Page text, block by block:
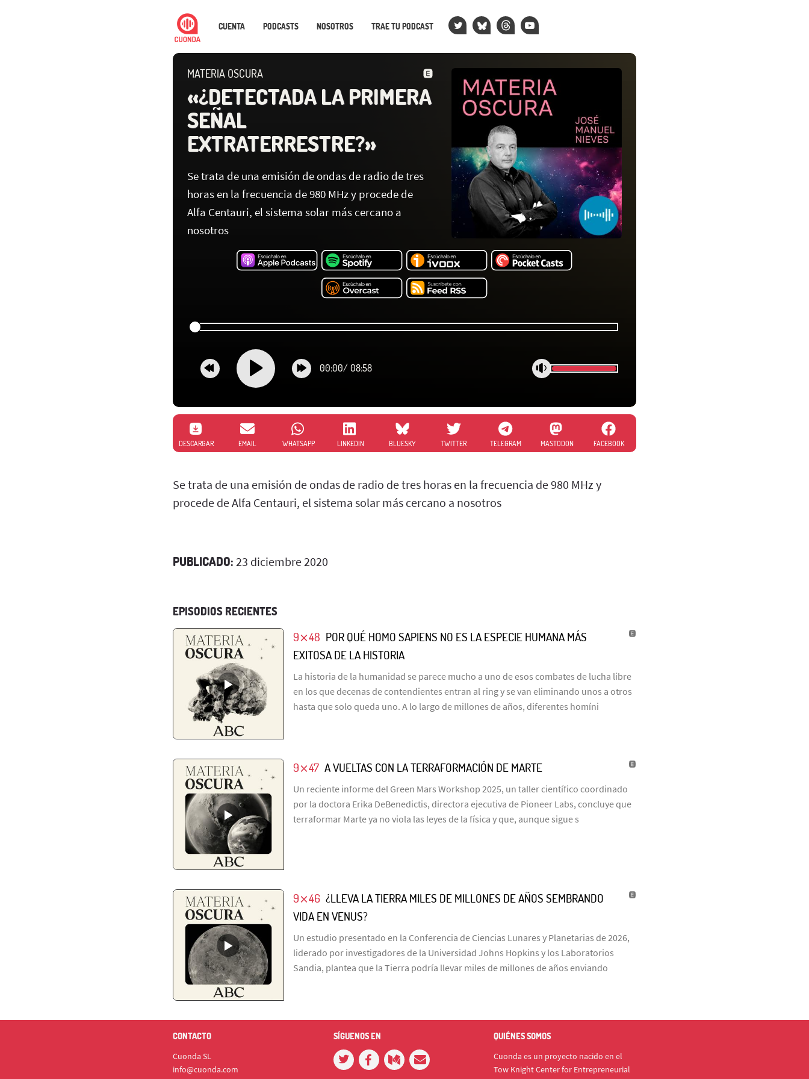
CUENTA PODCASTS NOSOTROS TRAE TU PODCAST
MATERIA OSCURA
«¿DETECTADA LA PRIMERA
SEÑAL
EXTRATERRESTRE?»
Se trata de una emisión de ondas de radio de tres
horas en la frecuencia de 980 MHz y procede de
Alfa Centauri, el sistema solar más cercano a
nosotros
00:00/ 08:58
DESCARGAR EMAIL WHATSAPP LINKEDIN BLUESKY TWITTER TELEGRAM MASTODON FACEBOOK
Se trata de una emisión de ondas de radio de tres horas en la frecuencia de 980 MHz y
procede de Alfa Centauri, el sistema solar más cercano a nosotros
PUBLICADO: 23 diciembre 2020
EPISODIOS RECIENTES
9⨯48 POR QUÉ HOMO SAPIENS NO ES LA ESPECIE HUMANA MÁS
EXITOSA DE LA HISTORIA
La historia de la humanidad se parece mucho a uno de esos combates de lucha libre
en los que decenas de contendientes entran al ring y se van eliminando unos a otros
hasta que solo queda uno. A lo largo de millones de años, diferentes homíni
9⨯47 A VUELTAS CON LA TERRAFORMACIÓN DE MARTE
Un reciente informe del Green Mars Workshop 2025, un taller científico coordinado
por la doctora Erika DeBenedictis, directora ejecutiva de Pioneer Labs, concluye que
terraformar Marte ya no viola las leyes de la física y que, aunque sigue s
9⨯46 ¿LLEVA LA TIERRA MILES DE MILLONES DE AÑOS SEMBRANDO
VIDA EN VENUS?
Un estudio presentado en la Conferencia de Ciencias Lunares y Planetarias de 2026,
liderado por investigadores de la Universidad Johns Hopkins y los Laboratorios
Sandia, plantea que la Tierra podría llevar miles de millones de años enviando
CONTACTO
Cuonda SL
info@cuonda.com
SÍGUENOS EN QUIÉNES SOMOS
Cuonda es un proyecto nacido en el
Tow Knight Center for Entrepreneurial